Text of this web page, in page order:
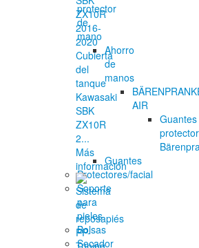
protector
de
mano
Ahorro
de
manos
AIR
Guantes
Guantes
Protectores/facial
Soporte
para
pieles
Bolsas
Secador
Cubierta
del
tanque
Kawasaki
SBK
ZX10R
2...
Más
información